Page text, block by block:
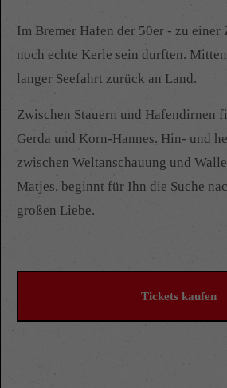
24h/ 365days
We offer support for our customers
Mon - Fri 8:00am - 5:00pm
(GMT +1)
Get in touch
Cybersteel Inc.
Im Bremer Hafen der 50er - zu einer
noch echte Kerle sein durften.
langer Seefahrt zurück an Land.
Zwischen Stauern und Hafendirnen
Gerda und Korn-Hannes. Hin- und
zwischen Weltanschauung und
Matjes, beginnt für Ihn die Suche
großen Liebe.
Tickets kaufen